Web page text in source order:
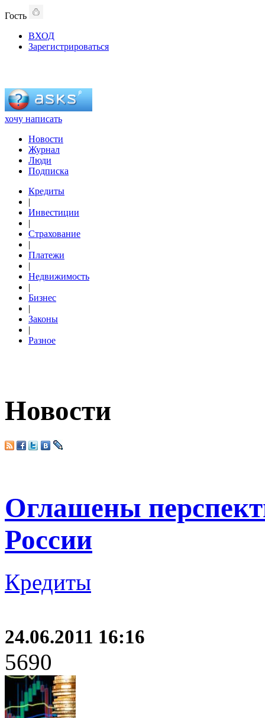
Гость
ВХОД
Зарегистрироваться
хочу написать
Новости
Журнал
Люди
Подписка
Кредиты
|
Инвестиции
|
Страхование
|
Платежи
|
Недвижимость
|
Бизнес
|
Законы
|
Разное
Новости
Оглашены
России
Кредиты
24.06.2011 16:16
5690